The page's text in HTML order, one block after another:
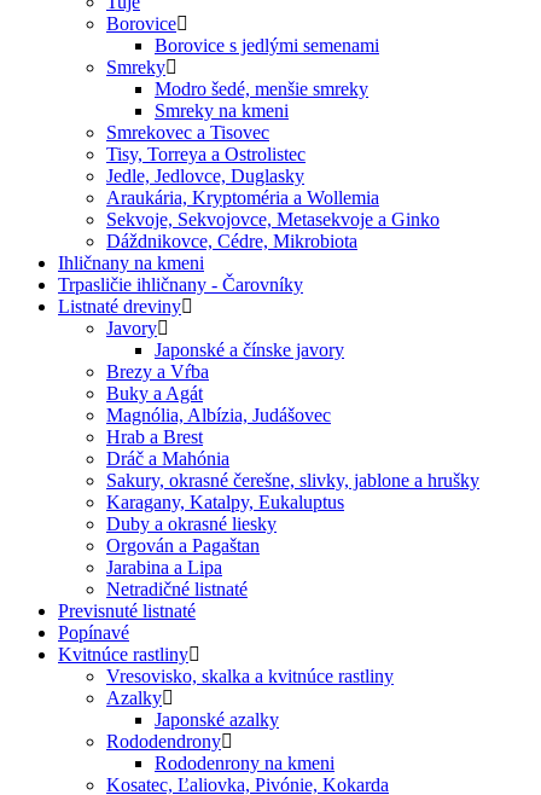
Borovice
Borovice s jedlými semenami
Smreky
Modro šedé, menšie smreky
Smreky na kmeni
Smrekovec a Tisovec
Tisy, Torreya a Ostrolistec
Jedle, Jedlovce, Duglasky
Araukária, Kryptoméria a Wollemia
Sekvoje, Sekvojovce, Metasekvoje a Ginko
Dáždnikovce, Cédre, Mikrobiota
Ihličnany na kmeni
Trpasličie ihličnany - Čarovníky
Listnaté dreviny
Javory
Japonské a čínske javory
Brezy a Vŕba
Buky a Agát
Magnólia, Albízia, Judášovec
Hrab a Brest
Dráč a Mahónia
Sakury, okrasné čerešne, slivky, jablone a hrušky
Karagany, Katalpy, Eukaluptus
Duby a okrasné liesky
Orgován a Pagaštan
Jarabina a Lipa
Netradičné listnaté
Previsnuté listnaté
Popínavé
Kvitnúce rastliny
Vresovisko, skalka a kvitnúce rastliny
Azalky
Japonské azalky
Rododendrony
Rododenrony na kmeni
Kosatec, Ľaliovka, Pivónie, Kokarda